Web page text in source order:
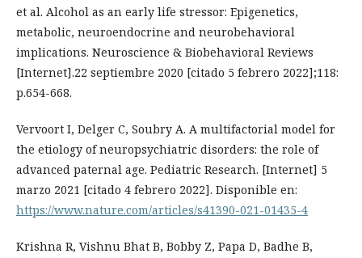
et al. Alcohol as an early life stressor: Epigenetics,
metabolic, neuroendocrine and neurobehavioral
implications. Neuroscience & Biobehavioral Reviews
[Internet].22 septiembre 2020 [citado 5 febrero 2022];118:
p.654-668.
Vervoort I, Delger C, Soubry A. A multifactorial model for
the etiology of neuropsychiatric disorders: the role of
advanced paternal age. Pediatric Research. [Internet] 5
marzo 2021 [citado 4 febrero 2022]. Disponible en:
https://www.nature.com/articles/s41390-021-01435-4
Krishna R, Vishnu Bhat B, Bobby Z, Papa D, Badhe B,